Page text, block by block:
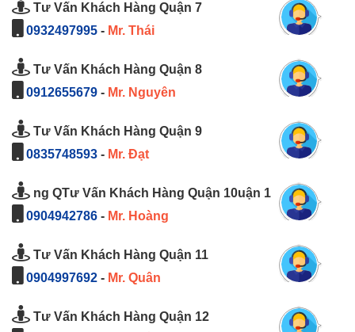
Tư Vấn Khách Hàng Quận 7
0932497995 - Mr. Thái
Tư Vấn Khách Hàng Quận 8
0912655679 - Mr. Nguyên
Tư Vấn Khách Hàng Quận 9
0835748593 - Mr. Đạt
ng QTư Vấn Khách Hàng Quận 10uận 1
0904942786 - Mr. Hoàng
Tư Vấn Khách Hàng Quận 11
0904997692 - Mr. Quân
Tư Vấn Khách Hàng Quận 12